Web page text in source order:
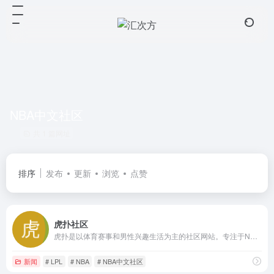
排序 发布 更新 浏览 点赞
虎扑社区
新闻 # LPL # NBA # NBA中文社区